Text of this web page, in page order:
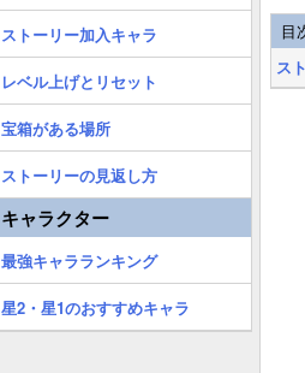
目
ス
ストーリー加入キャラ
レベル上げとリセット
宝箱がある場所
ストーリーの見返し方
キャラクター
最強キャラランキング
星2・星1のおすすめキャラ